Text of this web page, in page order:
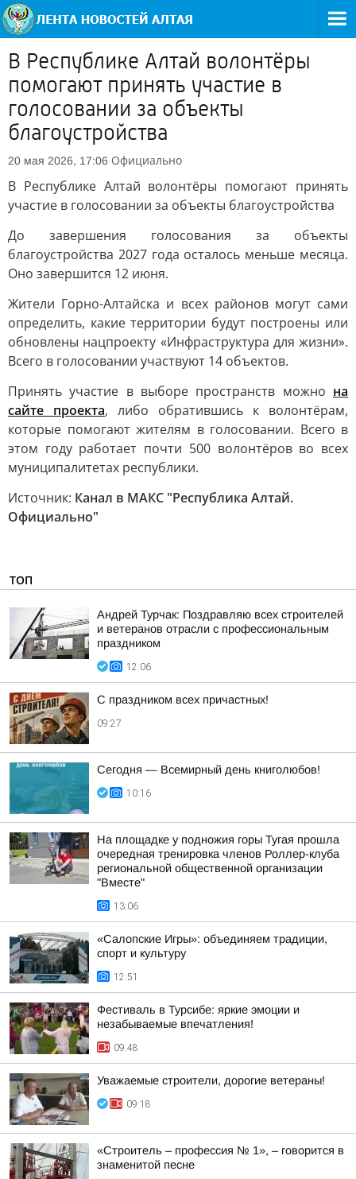
В Республике Алтай волонтёры
помогают принять участие в
голосовании за объекты
благоустройства
20 мая 2026, 17:06 Официально
В Республике Алтай волонтёры помогают принять
участие в голосовании за объекты благоустройства
До завершения голосования за объекты
благоустройства 2027 года осталось меньше месяца.
Оно завершится 12 июня.
Жители Горно-Алтайска и всех районов могут сами
определить, какие территории будут построены или
обновлены нацпроекту «Инфраструктура для жизни».
Всего в голосовании участвуют 14 объектов.
Принять участие в выборе пространств можно на
сайте проекта, либо обратившись к волонтёрам,
которые помогают жителям в голосовании. Всего в
этом году работает почти 500 волонтёров во всех
муниципалитетах республики.
Источник: Канал в МАКС "Республика Алтай.
Официально"
ТОП
Андрей Турчак: Поздравляю всех строителей
и ветеранов отрасли с профессиональным
праздником
12:06
С праздником всех причастных!
09:27
Сегодня — Всемирный день книголюбов!
10:16
На площадке у подножия горы Тугая прошла
очередная тренировка членов Роллер-клуба
региональной общественной организации
"Вместе"
13:06
«Салопские Игры»: объединяем традиции,
спорт и культуру
12:51
Фестиваль в Турсибе: яркие эмоции и
незабываемые впечатления!
09:48
Уважаемые строители, дорогие ветераны!
09:18
«Строитель – профессия № 1», – говорится в
знаменитой песне